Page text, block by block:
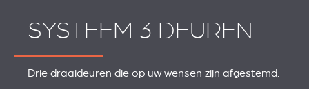
SYSTEEM 3 DEUREN
Drie draaideuren die op uw wensen zijn afgestemd.